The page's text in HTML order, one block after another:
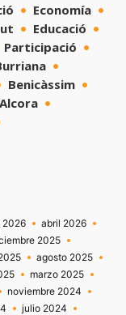
Economía
Educació
Participació
Benicàssim
2026
abril 2026
2025
agosto 2025
marzo 2025
noviembre 2024
julio 2024